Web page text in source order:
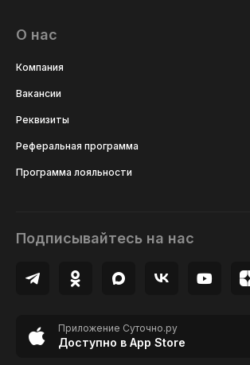
О нас
Компания
Вакансии
Реквизиты
Реферальная программа
Программа лояльности
Подписывайтесь на нас
Приложение Суточно.ру
Доступно в App Store